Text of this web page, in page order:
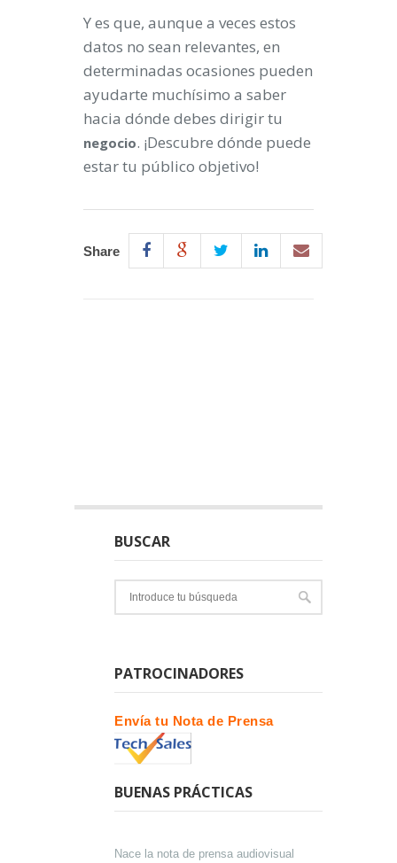
Y es que, aunque a veces estos
datos no sean relevantes, en
determinadas ocasiones pueden
ayudarte muchísimo a saber
hacia dónde debes dirigir tu
negocio. ¡Descubre dónde puede
estar tu público objetivo!
Share
BUSCAR
PATROCINADORES
Envía tu Nota de Prensa
BUENAS PRÁCTICAS
Nace la nota de prensa audiovisual